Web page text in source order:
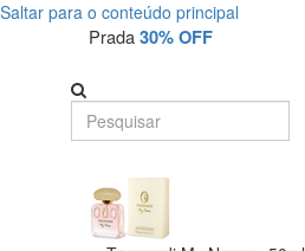
Saltar para o conteúdo principal
Prada30% OFF